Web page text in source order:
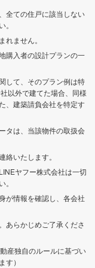
全ての住戸に該当しない
れません。
購入者の設計プランの一
して、そのプラン例は特
以外で建てた場合、同様
、建築請負会社を特定す
タは、当該物件の取扱会
いたします。
ヤフー株式会社は一切
が情報を確認し、各会社
あらかじめご了承くださ
産独自のルールに基づい
す）